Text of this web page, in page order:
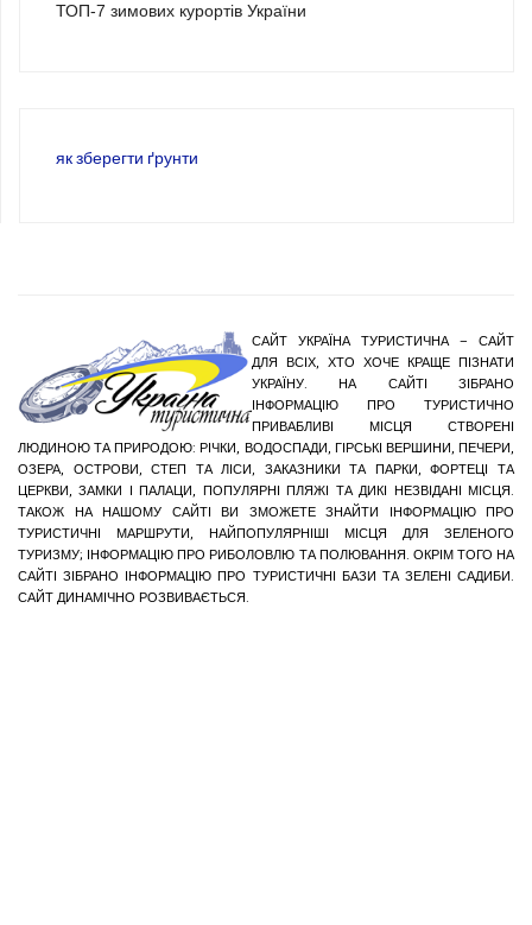
ТОП-7 зимових курортів України
як зберегти ґрунти
САЙТ УКРАЇНА ТУРИСТИЧНА – САЙТ
ДЛЯ ВСІХ, ХТО ХОЧЕ КРАЩЕ ПІЗНАТИ
УКРАЇНУ. НА САЙТІ ЗІБРАНО
ІНФОРМАЦІЮ ПРО ТУРИСТИЧНО
ПРИВАБЛИВІ МІСЦЯ СТВОРЕНІ
ЛЮДИНОЮ ТА ПРИРОДОЮ: РІЧКИ, ВОДОСПАДИ, ГІРСЬКІ ВЕРШИНИ, ПЕЧЕРИ,
ОЗЕРА, ОСТРОВИ, СТЕП ТА ЛІСИ, ЗАКАЗНИКИ ТА ПАРКИ, ФОРТЕЦІ ТА
ЦЕРКВИ, ЗАМКИ І ПАЛАЦИ, ПОПУЛЯРНІ ПЛЯЖІ ТА ДИКІ НЕЗВІДАНІ МІСЦЯ.
ТАКОЖ НА НАШОМУ САЙТІ ВИ ЗМОЖЕТЕ ЗНАЙТИ ІНФОРМАЦІЮ ПРО
ТУРИСТИЧНІ МАРШРУТИ, НАЙПОПУЛЯРНІШІ МІСЦЯ ДЛЯ ЗЕЛЕНОГО
ТУРИЗМУ; ІНФОРМАЦІЮ ПРО РИБОЛОВЛЮ ТА ПОЛЮВАННЯ. ОКРІМ ТОГО НА
САЙТІ ЗІБРАНО ІНФОРМАЦІЮ ПРО ТУРИСТИЧНІ БАЗИ ТА ЗЕЛЕНІ САДИБИ.
САЙТ ДИНАМІЧНО РОЗВИВАЄТЬСЯ.